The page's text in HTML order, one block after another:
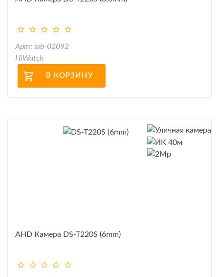
Арт: ssb-02092
HiWatch
В КОРЗИНУ
AHD Камера DS-T220S (6mm)